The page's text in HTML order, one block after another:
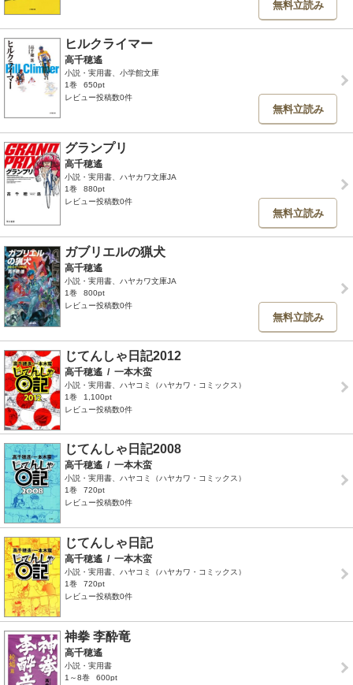
無料立読み
ヒルクライマー
高千穂遙
小説・実用書、小学館文庫
1巻
650pt
レビュー投稿数0件
無料立読み
グランプリ
高千穂遙
小説・実用書、ハヤカワ文庫JA
1巻
880pt
レビュー投稿数0件
無料立読み
ガブリエルの猟犬
高千穂遙
小説・実用書、ハヤカワ文庫JA
1巻
800pt
レビュー投稿数0件
無料立読み
じてんしゃ日記2012
高千穂遙 / 一本木蛮
小説・実用書、ハヤコミ（ハヤカワ・コミックス）
1巻
1,100pt
レビュー投稿数0件
じてんしゃ日記2008
高千穂遙 / 一本木蛮
小説・実用書、ハヤコミ（ハヤカワ・コミックス）
1巻
720pt
レビュー投稿数0件
じてんしゃ日記
高千穂遙 / 一本木蛮
小説・実用書、ハヤコミ（ハヤカワ・コミックス）
1巻
720pt
レビュー投稿数0件
神拳 李酔竜
高千穂遙
小説・実用書
1～8巻
600pt